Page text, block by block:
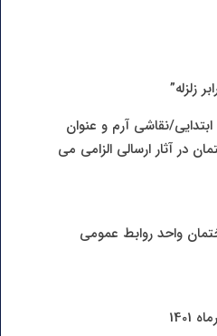
زلزله”
نقاشی آرم و عنوان
در آثار ارسالی الزامی می
واحد روابط عمومی